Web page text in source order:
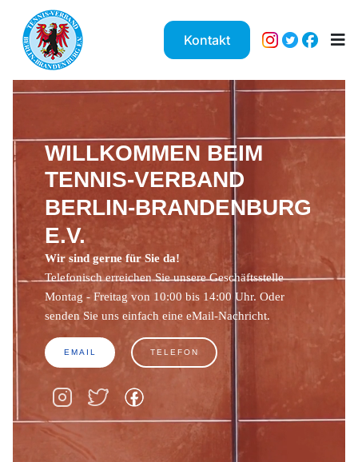
Kontakt
WILLKOMMEN BEIM
TENNIS-VERBAND
BERLIN-BRANDENBURG
E.V.
Wir sind gerne für Sie da!
Telefonisch erreichen Sie unsere Geschäftsstelle
Montag - Freitag von 10:00 bis 14:00 Uhr. Oder
senden Sie uns einfach eine eMail-Nachricht.
EMAIL TELEFON